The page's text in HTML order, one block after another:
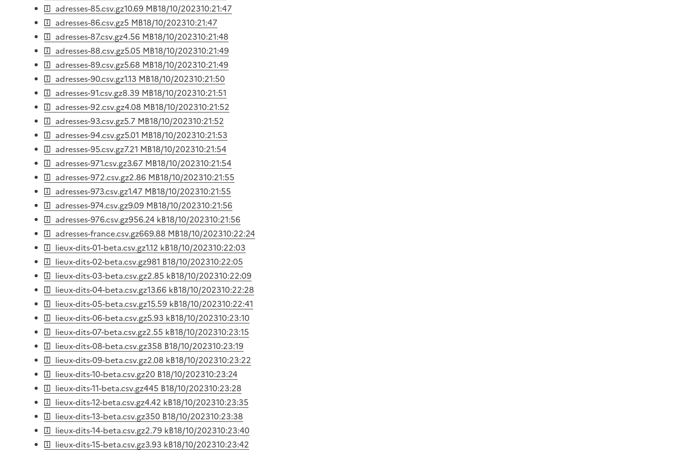
adresses-85.csv.gz10.69 MB18/10/202310:21:47
adresses-86.csv.gz5 MB18/10/202310:21:47
adresses-87.csv.gz4.56 MB18/10/202310:21:48
adresses-88.csv.gz5.05 MB18/10/202310:21:49
adresses-89.csv.gz5.68 MB18/10/202310:21:49
adresses-90.csv.gz1.13 MB18/10/202310:21:50
adresses-91.csv.gz8.39 MB18/10/202310:21:51
adresses-92.csv.gz4.08 MB18/10/202310:21:52
adresses-93.csv.gz5.7 MB18/10/202310:21:52
adresses-94.csv.gz5.01 MB18/10/202310:21:53
adresses-95.csv.gz7.21 MB18/10/202310:21:54
adresses-971.csv.gz3.67 MB18/10/202310:21:54
adresses-972.csv.gz2.86 MB18/10/202310:21:55
adresses-973.csv.gz1.47 MB18/10/202310:21:55
adresses-974.csv.gz9.09 MB18/10/202310:21:56
adresses-976.csv.gz956.24 kB18/10/202310:21:56
adresses-france.csv.gz669.88 MB18/10/202310:22:24
lieux-dits-01-beta.csv.gz1.12 kB18/10/202310:22:03
lieux-dits-02-beta.csv.gz981 B18/10/202310:22:05
lieux-dits-03-beta.csv.gz2.85 kB18/10/202310:22:09
lieux-dits-04-beta.csv.gz13.66 kB18/10/202310:22:28
lieux-dits-05-beta.csv.gz15.59 kB18/10/202310:22:41
lieux-dits-06-beta.csv.gz5.93 kB18/10/202310:23:10
lieux-dits-07-beta.csv.gz2.55 kB18/10/202310:23:15
lieux-dits-08-beta.csv.gz358 B18/10/202310:23:19
lieux-dits-09-beta.csv.gz2.08 kB18/10/202310:23:22
lieux-dits-10-beta.csv.gz20 B18/10/202310:23:24
lieux-dits-11-beta.csv.gz445 B18/10/202310:23:28
lieux-dits-12-beta.csv.gz4.42 kB18/10/202310:23:35
lieux-dits-13-beta.csv.gz350 B18/10/202310:23:38
lieux-dits-14-beta.csv.gz2.79 kB18/10/202310:23:40
lieux-dits-15-beta.csv.gz3.93 kB18/10/202310:23:42